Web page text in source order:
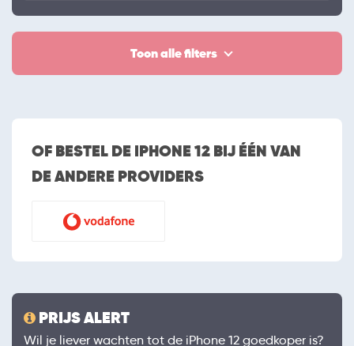
Toon alle filters
OF BESTEL DE IPHONE 12 BIJ ÉÉN VAN
DE ANDERE PROVIDERS
PRIJS ALERT
Wil je liever wachten tot de iPhone 12 goedkoper is?